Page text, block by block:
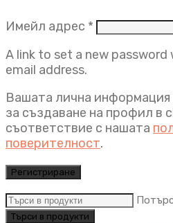
Имейл адрес *
A link to set a new
email address.
Вашата лична
за създаване на профил в
съответствие с нашата
поверителност.
Регистриране